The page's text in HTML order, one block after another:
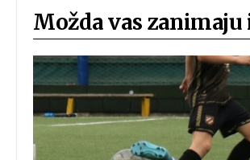
Možda vas zanimaju